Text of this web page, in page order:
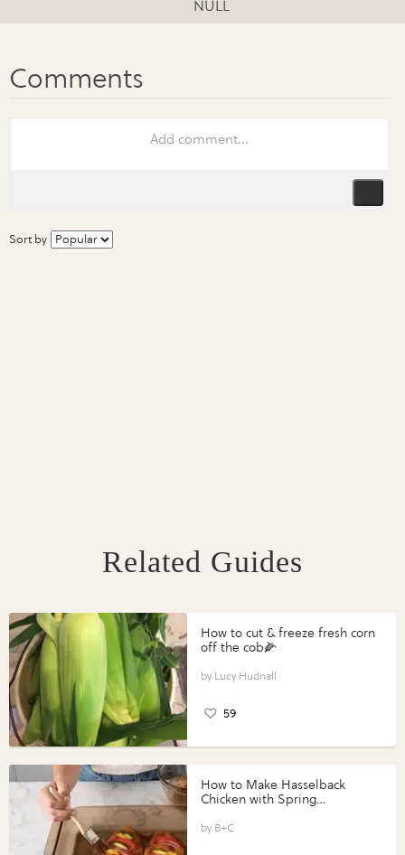
NULL
Sort by
Related Guides
How to cut & freeze fresh corn
off the cob🌽
Lucy Hudnall
59
How to Make Hasselback
Chicken with Spring
Perfect Portions®
B+C